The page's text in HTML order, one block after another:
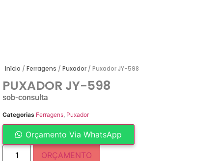
Início / Ferragens / Puxador / Puxador JY-598
PUXADOR JY-598
sob-consulta
Categorias Ferragens, Puxador
Orçamento Via WhatsApp
ORÇAMENTO